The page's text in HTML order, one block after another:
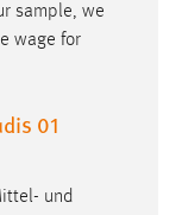
sample, we
wage for
01
und